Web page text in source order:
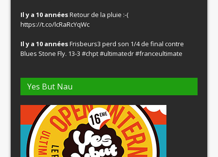
Il y a 10 annéesRetour de la pluie :-(
https://t.co/lcRaRcYqWc
Il y a 10 annéesFrisbeurs3 perd son 1/4 de final contre
Blues Stone Fly. 13-3#chpt#ultimatedr#franceultimate
Yes But Nau